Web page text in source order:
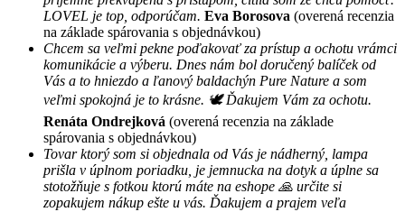
LOVEL je top, odporúčam. Eva Borosova (overená recenzia
na základe spárovania s objednávkou)
Chcem sa veľmi pekne poďakovať za prístup a ochotu vrámci
komunikácie a výberu. Dnes nám bol doručený balíček od
Vás a to hniezdo a ľanový baldachýn Pure Nature a som
veľmi spokojná je to krásne. 🕊 Ďakujem Vám za ochotu.
Renáta Ondrejková (overená recenzia na základe
spárovania s objednávkou)
Tovar ktorý som si objednala od Vás je nádherný, lampa
prišla v úplnom poriadku, je jemnucka na dotyk a úplne sa
stotožňuje s fotkou ktorú máte na eshope 🙏 určite si
zopakujem nákup ešte u vás. Ďakujem a prajem veľa